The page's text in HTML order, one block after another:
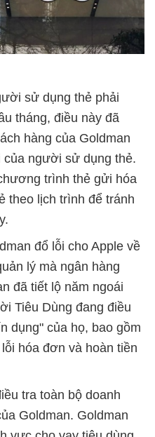
sử dụng thẻ phải
tháng, điều này đã
hàng của Goldman
người sử dụng thẻ.
trình thẻ gửi hóa
theo lịch trình để tránh
đổ lỗi cho Apple về
lý mà ngân hàng
đã tiết lộ năm ngoái
Tiêu Dùng đang điều
dụng" của họ, bao gồm
hóa đơn và hoàn tiền
tra toàn bộ doanh
Goldman. Goldman